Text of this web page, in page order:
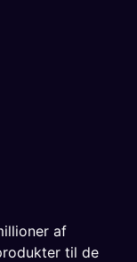
af
til de